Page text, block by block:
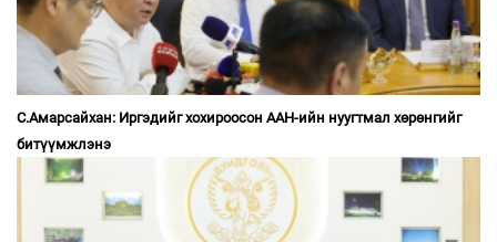
С.Амарсайхан: Иргэдийг хохироосон ААН-ийн нуугтмал хөрөнгийг
битүүмжлэнэ